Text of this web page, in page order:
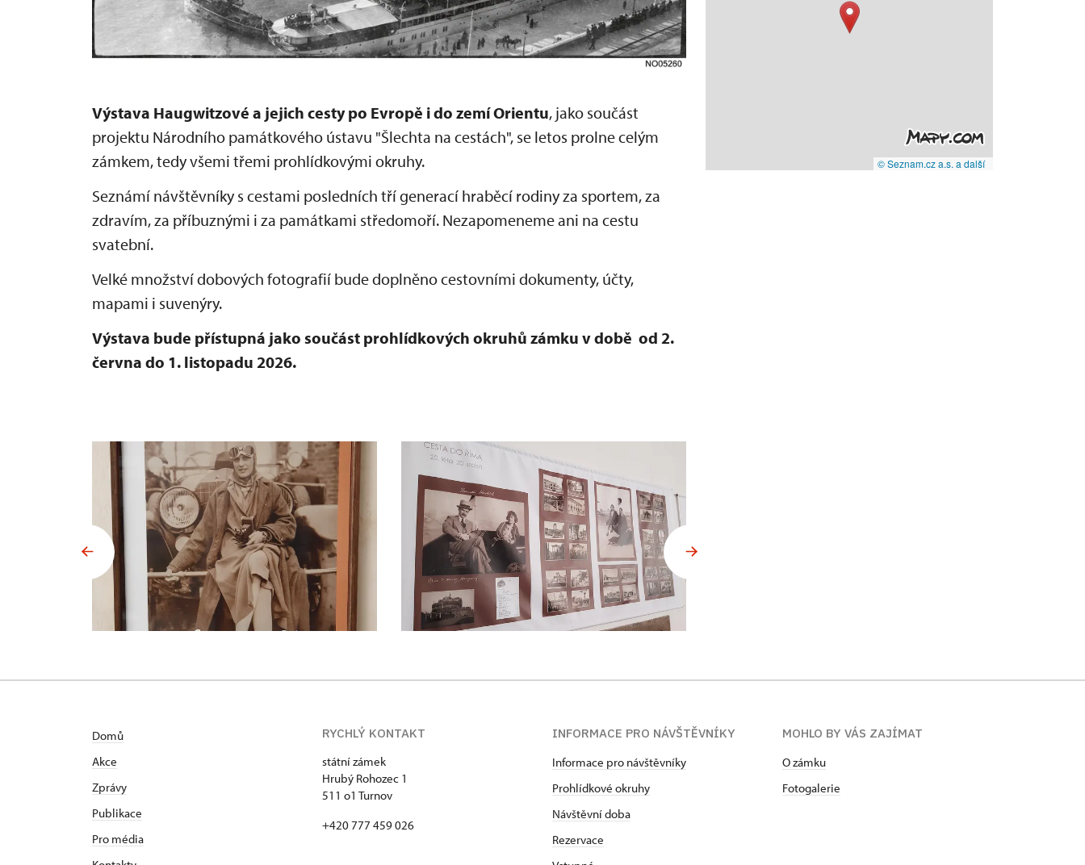
Výstava Haugwitzové a jejich cesty po Evropě i do zemí Orientu, jako součást
projektu Národního památkového ústavu "Šlechta na cestách", se letos prolne celým
zámkem, tedy všemi třemi prohlídkovými okruhy.
Seznámí návštěvníky s cestami posledních tří generací hraběcí rodiny za sportem, za
zdravím, za příbuznými i za památkami středomoří. Nezapomeneme ani na cestu
svatební.
Velké množství dobových fotografií bude doplněno cestovními dokumenty, účty,
mapami i suvenýry.
Výstava bude přístupná jako součást prohlídkových okruhů zámku v době od 2.
června do 1. listopadu 2026.
© Seznam.cz a.s. a další
Domů
Akce
Zprávy
Publikace
Pro média
RYCHLÝ KONTAKT
státní zámek
Hrubý Rohozec 1
511 o1 Turnov
+420 777 459 026
INFORMACE PRO NÁVŠTĚVNÍKY
Informace pro návštěvníky
Prohlídkové okruhy
Návštěvní doba
Rezervace
MOHLO BY VÁS ZAJÍMAT
O zámku
Fotogalerie